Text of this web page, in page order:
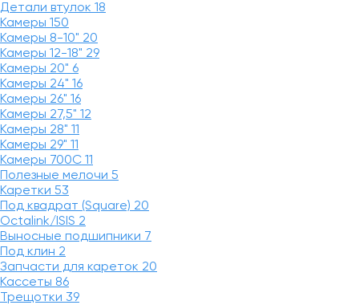
Детали втулок 18
Камеры 150
Камеры 8-10" 20
Камеры 12-18" 29
Камеры 20" 6
Камеры 24" 16
Камеры 26" 16
Камеры 27,5" 12
Камеры 28" 11
Камеры 29" 11
Камеры 700C 11
Полезные мелочи 5
Каретки 53
Под квадрат (Square) 20
Octalink/ISIS 2
Выносные подшипники 7
Под клин 2
Запчасти для кареток 20
Кассеты 86
Трещотки 39